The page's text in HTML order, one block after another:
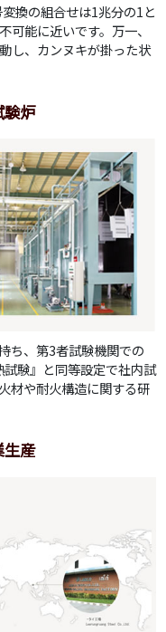
換の組合せは1兆分の1と
能に近いです。万一、
し、カンヌキが掛った状
験炉
ち、第3者試験機関での
験』と同等設定で社内試
材や耐火構造に関する研
生産